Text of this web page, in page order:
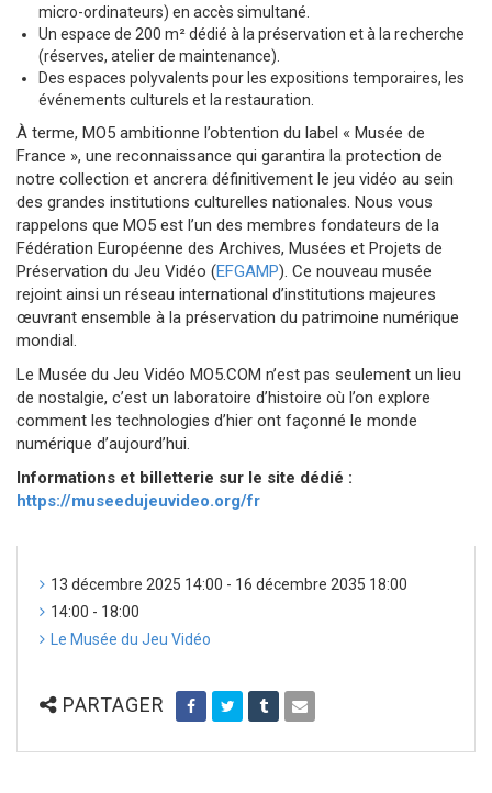
micro-ordinateurs) en accès simultané.
Un espace de 200 m² dédié à la préservation et à la recherche
(réserves, atelier de maintenance).
Des espaces polyvalents pour les expositions temporaires, les
événements culturels et la restauration.
À terme, MO5 ambitionne l’obtention du label « Musée de
France », une reconnaissance qui garantira la protection de
notre collection et ancrera définitivement le jeu vidéo au sein
des grandes institutions culturelles nationales. Nous vous
rappelons que MO5 est l’un des membres fondateurs de la
Fédération Européenne des Archives, Musées et Projets de
Préservation du Jeu Vidéo (EFGAMP). Ce nouveau musée
rejoint ainsi un réseau international d’institutions majeures
œuvrant ensemble à la préservation du patrimoine numérique
mondial.
Le Musée du Jeu Vidéo MO5.COM n’est pas seulement un lieu
de nostalgie, c’est un laboratoire d’histoire où l’on explore
comment les technologies d’hier ont façonné le monde
numérique d’aujourd’hui.
Informations et billetterie sur le site dédié :
https://museedujeuvideo.org/fr
13 décembre 2025 14:00 - 16 décembre 2035 18:00
14:00 - 18:00
Le Musée du Jeu Vidéo
PARTAGER